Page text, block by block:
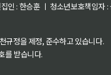
인 : 한승훈 ㅣ 청소년보호책임자 :
규정을 제정, 준수하고 있습니다.
를 받습니다.